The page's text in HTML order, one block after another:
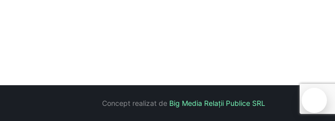
Concept realizat de Big Media Relații Publice SRL